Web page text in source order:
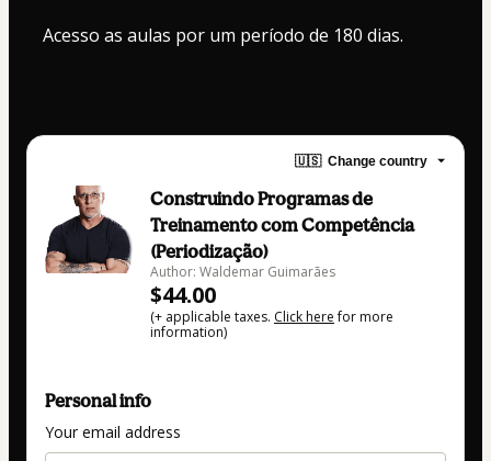
Acesso as aulas por um período de 180 dias.
🇺🇸 Change country
Construindo Programas de
Treinamento com Competência
(Periodização)
Author: Waldemar Guimarães
$44.00
(+ applicable taxes. Click herefor more
information)
Personal info
Your email address